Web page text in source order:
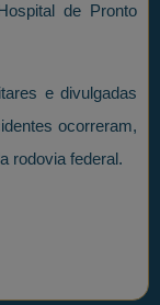
de Pronto
e divulgadas
ocorreram,
rodovia federal.